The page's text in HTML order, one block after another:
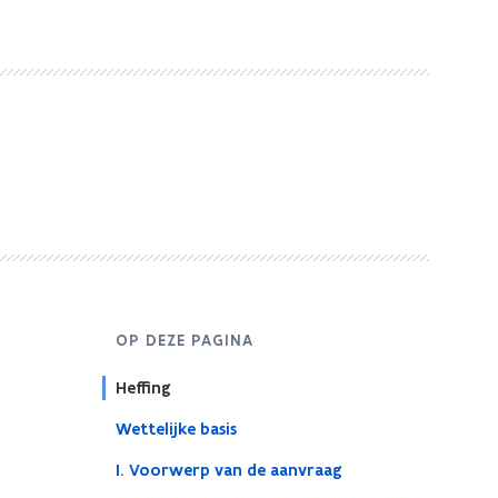
OP DEZE PAGINA
Heffing
Wettelijke basis
I. Voorwerp van de aanvraag